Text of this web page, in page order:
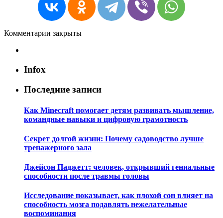
Комментарии закрыты
Infox
Последние записи
Как Minecraft помогает детям развивать мышление,
командные навыки и цифровую грамотность
Секрет долгой жизни: Почему садоводство лучше
тренажерного зала
Джейсон Паджетт: человек, открывший гениальные
способности после травмы головы
Исследование показывает, как плохой сон влияет на
способность мозга подавлять нежелательные
воспоминания